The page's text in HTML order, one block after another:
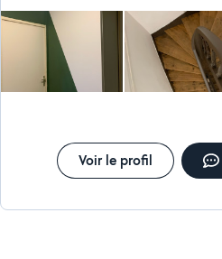
Voir le profil